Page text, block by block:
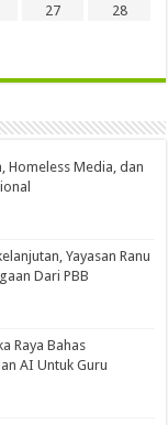
27
28
Homeless Media, dan
Yayasan Ranu
Dari PBB
Raya Bahas
AI Untuk Guru